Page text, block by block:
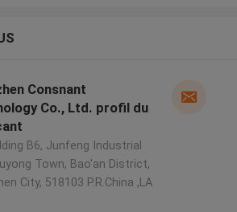
Consnant
Co., Ltd. profil du
B6, Junfeng Industrial
Town, Bao'an District,
City, 518103 P.R.China ,LA